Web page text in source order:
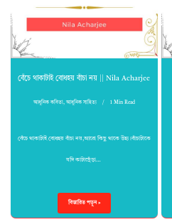
বেঁচে থাকাটাই বোধহয় বাঁচা নয় || Nila Acharjee
আধুনিক কবিতা, আধুনিক সাহিত্য 1 Min Read
বেঁচে থাকাটাই বোধহয় বাঁচা নয়,আরো কিছু থাকে উহ্য।বাঁচাটাকে
যদি কাটাছেঁড়া…
বিস্তারিত পড়ুন »